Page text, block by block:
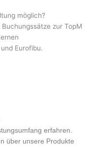
möglich?
zur TopM
Eurofibu.
erfahren.
über unsere Produkte